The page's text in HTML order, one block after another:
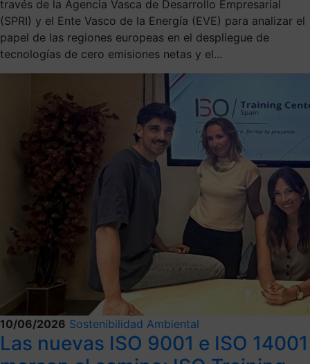
través de la Agencia Vasca de Desarrollo Empresarial
(SPRI) y el Ente Vasco de la Energía (EVE) para analizar el
papel de las regiones europeas en el despliegue de
tecnologías de cero emisiones netas y el...
10/06/2026 Sostenibilidad Ambiental
Las nuevas ISO 9001 e ISO 14001